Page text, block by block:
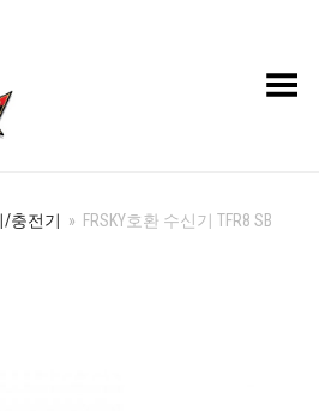
Toggle Menu
/충전기 » FRSKY호환 수신기 TFR8 SB